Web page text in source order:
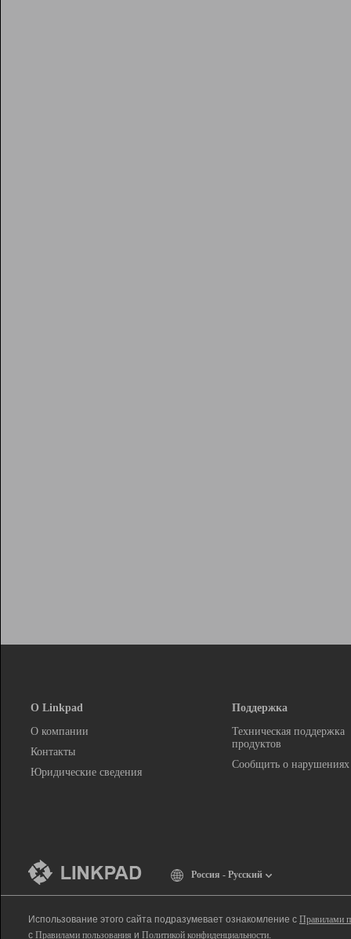
О Linkpad
О компании
Контакты
Юридические сведения
Поддержка
Техническая поддержка
продуктов
Сообщить о нарушениях
Россия - Русский
Использование этого сайта подразумевает ознакомление с Правилами
с Правилами пользования и Политикой конфиденциальности.